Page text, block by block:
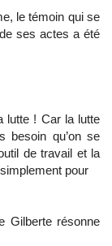
le témoin qui se
ses actes a été
lutte ! Car la lutte
besoin qu’on se
de travail et la
pour
Gilberte résonne